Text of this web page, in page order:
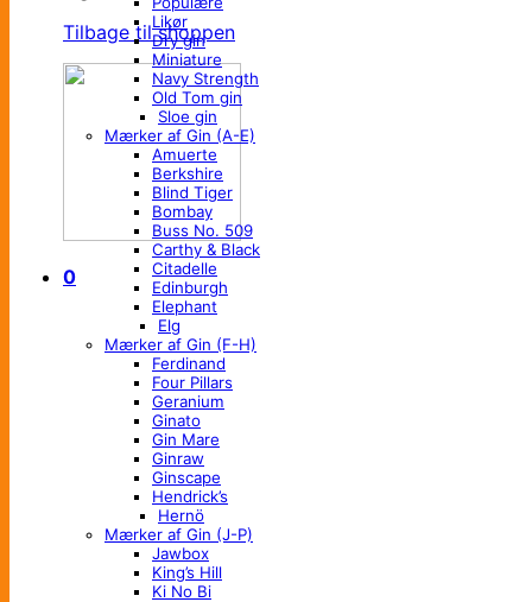
Tilbage til shoppen
0
Likør
Dry gin
Miniature
Navy Strength
Old Tom gin
Sloe gin
Mærker af Gin (A-E)
Amuerte
Berkshire
Blind Tiger
Bombay
Buss No. 509
Carthy & Black
Citadelle
Edinburgh
Elephant
Elg
Mærker af Gin (F-H)
Ferdinand
Four Pillars
Geranium
Ginato
Gin Mare
Ginraw
Ginscape
Hendrick’s
Hernö
Mærker af Gin (J-P)
Jawbox
King’s Hill
Ki No Bi